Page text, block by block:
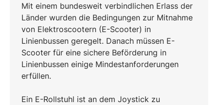
Mit einem bundesweit verbindlichen Erlass der
Länder wurden die Bedingungen zur Mitnahme
von Elektroscootern (E-Scooter) in
Linienbussen geregelt. Danach müssen E-
Scooter für eine sichere Beförderung in
Linienbussen einige Mindestanforderungen
erfüllen.
Ein E-Rollstuhl ist an dem Joystick zu